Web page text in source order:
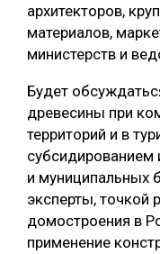
КОМПЛЕКСНАЯ
ЛЕСОПИЛЕНИЕ
ДЕРЕВЯННОЕ
БЕЗОПАСНОЕ
СОРТИРОВКА
СУШКА ДРЕВЕСИНЫ
МЕБЕЛЬНОЕ
архитекторов,
материалов,
министерств и
Будет
древесины при
территорий и в
субсидированием
и муниципальных
эксперты, точкой
домостроения в
применение